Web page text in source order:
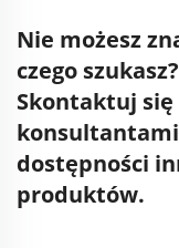
Nie możesz
czego szukasz?
Skontaktuj się
dostępności
produktów.